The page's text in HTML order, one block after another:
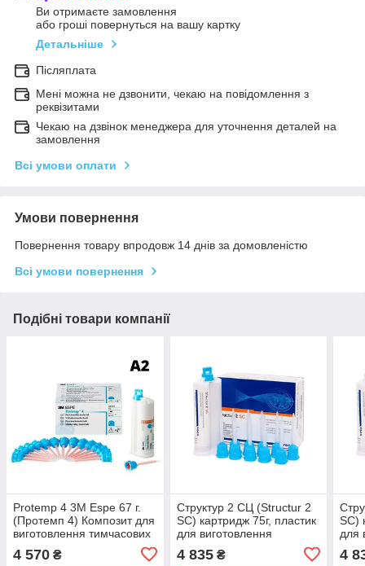
Ви отримаєте замовлення
або гроші повернуться на вашу картку
Детальніше
Післяплата
Мені можна не дзвонити, чекаю на повідомлення з
реквізитами
Чекаю на дзвінок менеджера для уточнення деталей на
замовлення
Всі умови оплати
Умови повернення
Повернення товару впродовж 14 днів за домовленістю
Всі умови повернення
Подібні товари компанії
Protemp 4 3M Espe 67 г.
(Протемп 4) Композит для
виготовлення тимчасових
4 570 ₴
Структур 2 СЦ (Structur 2
SC) картридж 75г, пластик
для виготовлення
тимчасових коронок. А3
4 835₴
SC)
для
4